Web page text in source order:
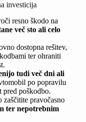
investicija
resno škodo na
več sto ali celo
dostopna rešitev,
ter ohraniti
tudi več dni ali
po popravilu
pred poškodbo.
pravočasno
ter nepotrebnim